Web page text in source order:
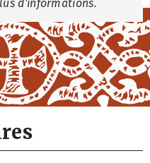
d'informations.